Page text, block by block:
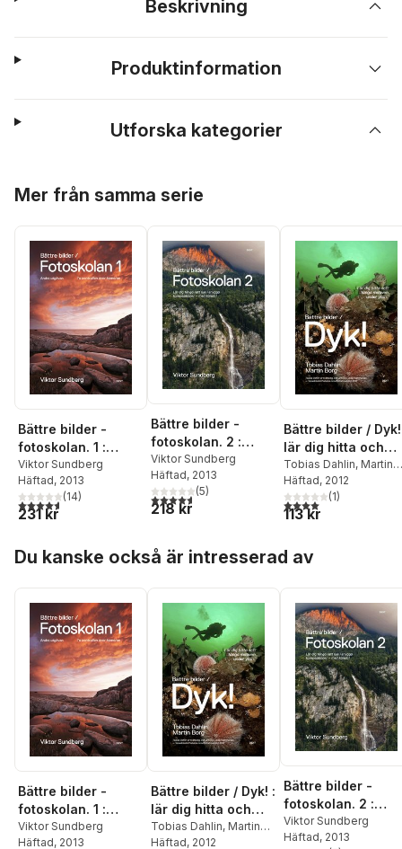
Beskrivning
Produktinformation
Utforska kategorier
Mer från samma serie
Bättre bilder -
fotoskolan. 1 :
Viktor Sundberg lär
dig ta kontrollen
över kameran
Viktor Sundberg
Häftad, 2013
4,6utav 5 stjärnor. Totalt antal röster:
(14)
231 kr
Bättre bilder -
fotoskolan. 2 :
Viktor Sundberg lär
dig fånga rätt ljus i
snygga
kompositioner -
Viktor Sundberg
Häftad, 2013
4,6utav 5 stjärnor. Totalt antal röster:
(5)
218 kr
Bättre bilder /
lär dig hitta och
fånga motiven
under ytan
Tobias Dahlin, Martin
Borg
Häftad, 2012
4,0utav 5 stjärnor.
(1)
113 kr
Du kanske också är intresserad av
Bättre bilder -
fotoskolan. 1 :
Viktor Sundberg lär
dig ta kontrollen
Viktor Sundberg
Häftad, 2013
Bättre bilder / Dyk! :
lär dig hitta och
fånga motiven
under ytan
Tobias Dahlin, Martin
Borg
Häftad, 2012
Bättre bilder -
fotoskolan. 2 :
Viktor Sundberg
dig fånga rätt ljus
Viktor Sundberg
Häftad, 2013